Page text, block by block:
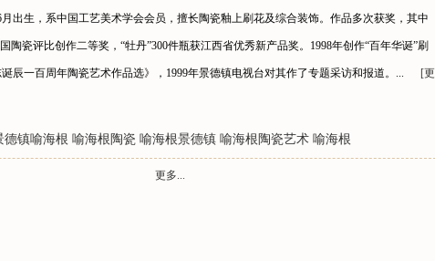
出生，系中国工艺美术学会会员，擅长陶瓷釉上刷花及综合装饰。作品多次获奖，其中
陶瓷评比创作二等奖，“牡丹”300件瓶获江西省优秀新产品奖。1998年创作“百年华诞”刷
辰一百周年陶瓷艺术作品选》，1999年景德镇电视台对其作了专题采访和报道。... [更
德镇喻海根 喻海根陶瓷 喻海根景德镇 喻海根陶瓷艺术 喻海根
更多...